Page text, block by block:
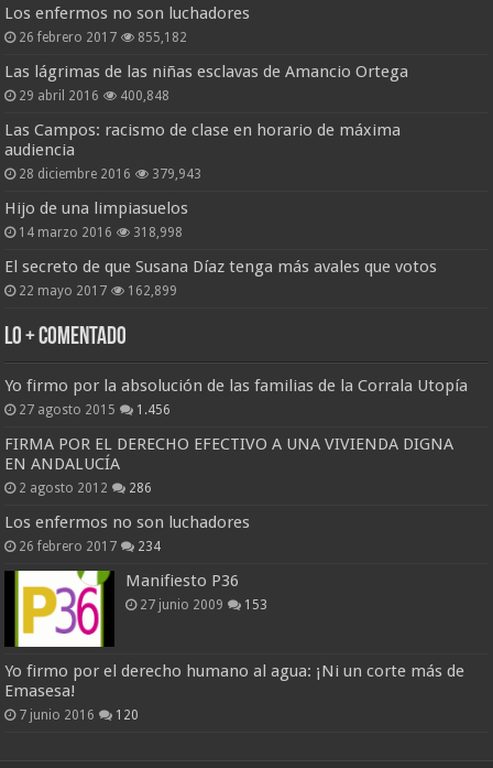
Los enfermos no son luchadores
26 febrero 2017 855,182
Las lágrimas de las niñas esclavas de Amancio Ortega
29 abril 2016 400,848
Las Campos: racismo de clase en horario de máxima
audiencia
28 diciembre 2016 379,943
Hijo de una limpiasuelos
14 marzo 2016 318,998
El secreto de que Susana Díaz tenga más avales que votos
22 mayo 2017 162,899
Lo + Comentado
Yo firmo por la absolución de las familias de la Corrala Utopía
27 agosto 2015 1.456
FIRMA POR EL DERECHO EFECTIVO A UNA VIVIENDA DIGNA
EN ANDALUCÍA
2 agosto 2012 286
Los enfermos no son luchadores
26 febrero 2017 234
Manifiesto P36
27 junio 2009 153
Yo firmo por el derecho humano al agua: ¡Ni un corte más de
Emasesa!
7 junio 2016 120